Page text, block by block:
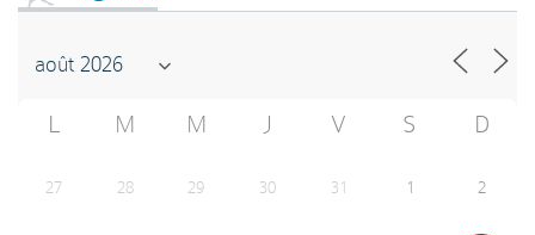
L M M J V S D
27 28 29 30 31 1 2